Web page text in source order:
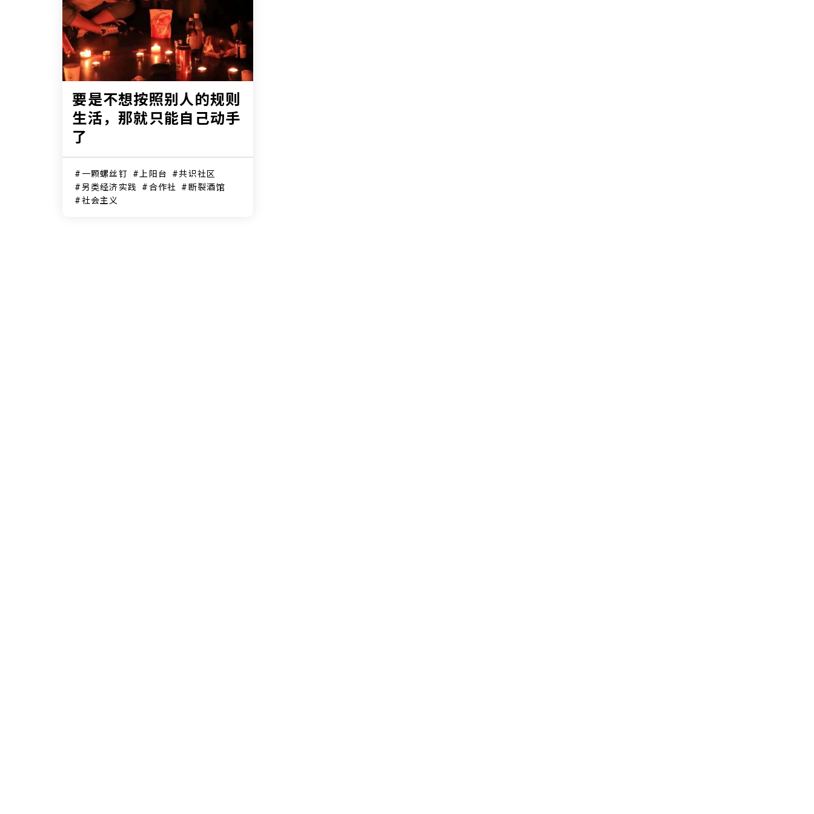
要是不想按照别人的规则
生活，那就只能自己动手
了
一颗螺丝钉 上阳台
共识社区
另类经济实践
合作社
断裂酒馆
社会主义